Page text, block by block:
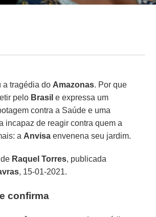
a tragédia do Amazonas. Por que
pelo Brasil e expressa um
contra a Saúde e uma
incapaz de reagir contra quem a
a Anvisa envenena seu jardim.
Raquel Torres, publicada
, 15-01-2021.
confirma